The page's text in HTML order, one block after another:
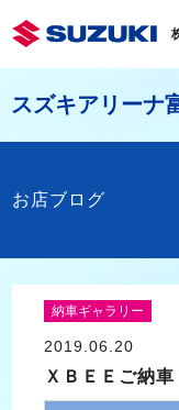
スズキアリーナ
お店ブログ
納車ギャラリー
2019.06.20
ＸＢＥＥご納車